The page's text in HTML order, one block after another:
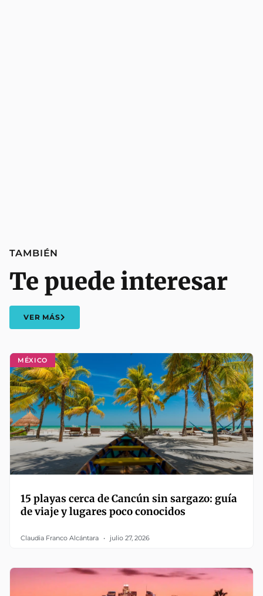
MÉXICO
15 playas cerca de Cancún sin sargazo: guía
de viaje y lugares poco conocidos
Claudia Franco Alcántara julio 27, 2026
TAMBIÉN
Te puede interesar
VER MÁS